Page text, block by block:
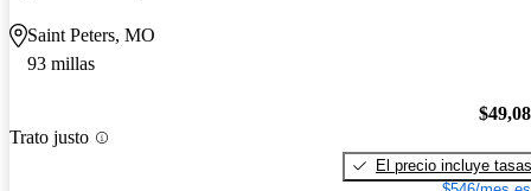
Saint Peters, MO
93 millas
Trato justo
El precio incluye tasas